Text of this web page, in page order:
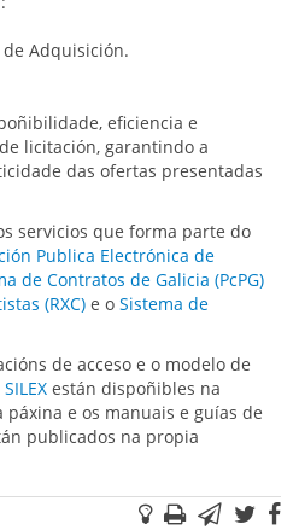
Adquisición.
eficiencia e
licitación, garantindo a
das ofertas presentadas
servicios que forma parte do
Publica Electrónica de
de Contratos de Galicia (PcPG)
(RXC) e oSistema de
de acceso e o modelo de
están dispoñibles na
e os manuais e guías de
publicados na propia
Suxestións
Imprimir
Correo